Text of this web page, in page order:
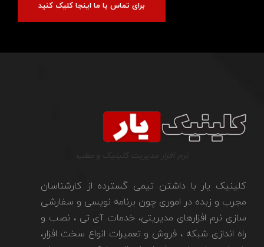
برای تماس با ما اینجا کلیک کنید
کلینیک یار با داشتن تیمی گسترده از کارشناسان
مجرب و زبده در اموری چون برنامه نویسی و سفارشی
سازی نرم افزارهای مدیریتی، خدمات آی تی ، نصب و
راه اندازی شبکه ، فروش و تعمیرات انواع سخت افزار،